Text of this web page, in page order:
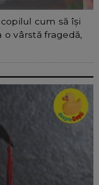
cum să își
o vârstă fragedă,